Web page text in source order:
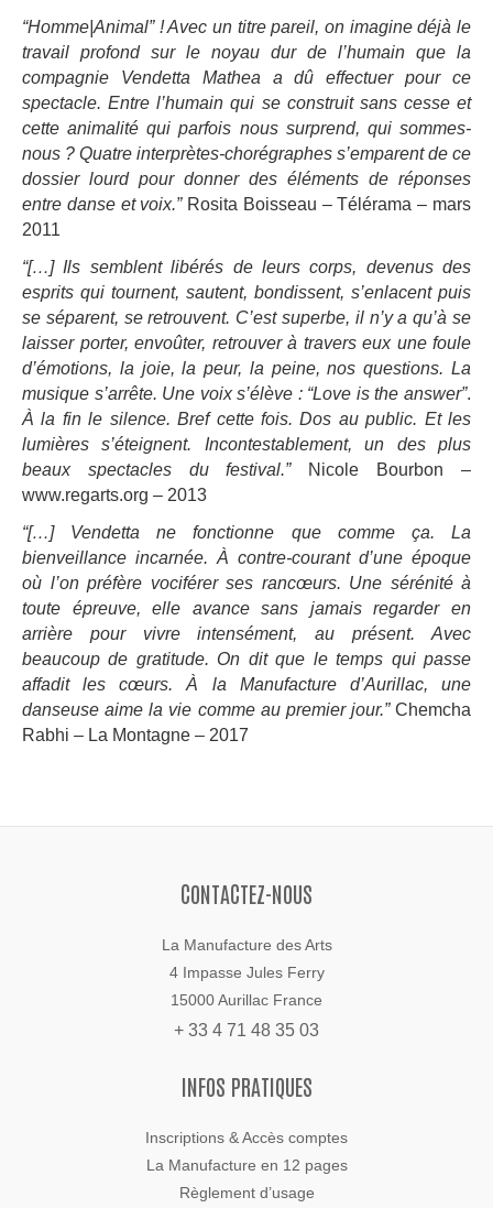
“Homme|Animal” ! Avec un titre pareil, on imagine déjà le
travail profond sur le noyau dur de l’humain que la
compagnie Vendetta Mathea a dû effectuer pour ce
spectacle. Entre l’humain qui se construit sans cesse et
cette animalité qui parfois nous surprend, qui sommes-
nous ? Quatre interprètes-chorégraphes s’emparent de ce
dossier lourd pour donner des éléments de réponses
entre danse et voix.”Rosita Boisseau – Télérama – mars
2011
“[…] Ils semblent libérés de leurs corps, devenus des
esprits qui tournent, sautent, bondissent, s’enlacent puis
se séparent, se retrouvent. C’est superbe, il n’y a qu’à se
laisser porter, envoûter, retrouver à travers eux une foule
d’émotions, la joie, la peur, la peine, nos questions. La
musique s’arrête. Une voix s’élève : “Love is the answer”.
À la fin le silence. Bref cette fois. Dos au public. Et les
lumières s’éteignent. Incontestablement, un des plus
beaux spectacles du festival.”Nicole Bourbon –
www.regarts.org – 2013
“[…] Vendetta ne fonctionne que comme ça. La
bienveillance incarnée. À contre-courant d’une époque
où l’on préfère vociférer ses rancœurs. Une sérénité à
toute épreuve, elle avance sans jamais regarder en
arrière pour vivre intensément, au présent. Avec
beaucoup de gratitude. On dit que le temps qui passe
affadit les cœurs. À la Manufacture d’Aurillac, une
danseuse aime la vie comme au premier jour.”Chemcha
Rabhi – La Montagne – 2017
CONTACTEZ-NOUS
La Manufacture des Arts
4 Impasse Jules Ferry
15000 Aurillac France
+ 33 4 71 48 35 03
INFOS PRATIQUES
Inscriptions & Accès comptes
La Manufacture en 12 pages
Règlement d’usage